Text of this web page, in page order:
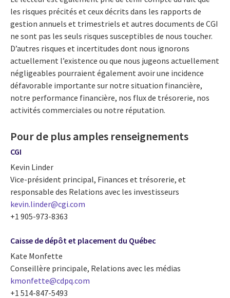
les risques précités et ceux décrits dans les rapports de
gestion annuels et trimestriels et autres documents de CGI
ne sont pas les seuls risques susceptibles de nous toucher.
D’autres risques et incertitudes dont nous ignorons
actuellement l’existence ou que nous jugeons actuellement
négligeables pourraient également avoir une incidence
défavorable importante sur notre situation financière,
notre performance financière, nos flux de trésorerie, nos
activités commerciales ou notre réputation.
Pour de plus amples renseignements
CGI
Kevin Linder
Vice-président principal, Finances et trésorerie, et
responsable des Relations avec les investisseurs
kevin.linder@cgi.com
+1 905-973-8363
Caisse de dépôt et placement du Québec
Kate Monfette
Conseillère principale, Relations avec les médias
kmonfette@cdpq.com
+1 514-847-5493